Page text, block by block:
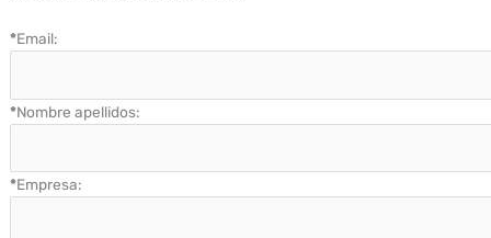
*Email:
*Nombre apellidos:
*Empresa: